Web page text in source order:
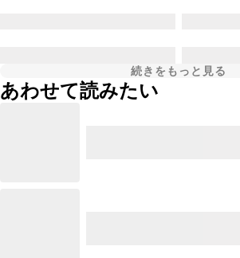
続きをもっと見る
あわせて読みたい